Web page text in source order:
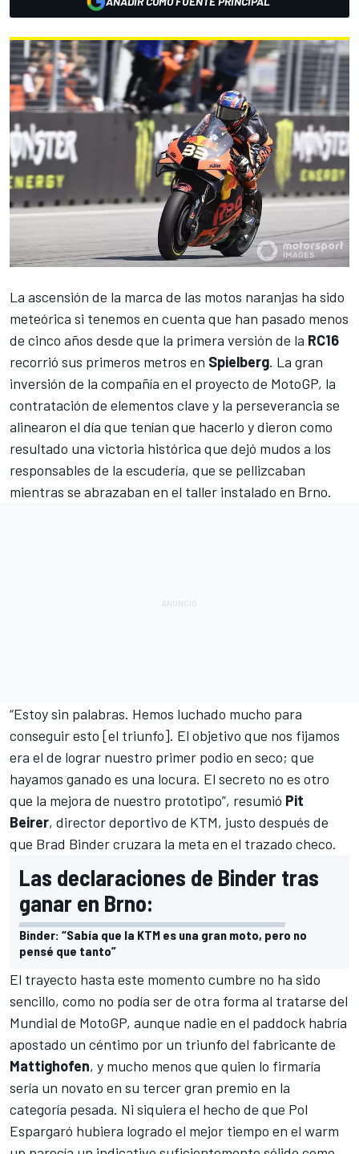
La ascensión de la marca de las motos naranjas ha sido
meteórica si tenemos en cuenta que han pasado menos
de cinco años desde que la primera versión de la RC16
recorrió sus primeros metros en Spielberg. La gran
inversión de la compañía en el proyecto de MotoGP, la
contratación de elementos clave y la perseverancia se
alinearon el día que tenían que hacerlo y dieron como
resultado una victoria histórica que dejó mudos a los
responsables de la escudería, que se pellizcaban
mientras se abrazaban en el taller instalado en Brno.
“Estoy sin palabras. Hemos luchado mucho para
conseguir esto [el triunfo]. El objetivo que nos fijamos
era el de lograr nuestro primer podio en seco; que
hayamos ganado es una locura. El secreto no es otro
que la mejora de nuestro prototipo”, resumió Pit
Beirer, director deportivo de KTM, justo después de
que Brad Binder cruzara la meta en el trazado checo.
Las declaraciones de Binder tras
ganar en Brno:
Binder: “Sabía que la KTM es una gran moto, pero no
pensé que tanto”
El trayecto hasta este momento cumbre no ha sido
sencillo, como no podía ser de otra forma al tratarse del
Mundial de MotoGP, aunque nadie en el paddock habría
apostado un céntimo por un triunfo del fabricante de
Mattighofen, y mucho menos que quien lo firmaría
sería un novato en su tercer gran premio en la
categoría pesada. Ni siquiera el hecho de que Pol
Espargaró hubiera logrado el mejor tiempo en el warm